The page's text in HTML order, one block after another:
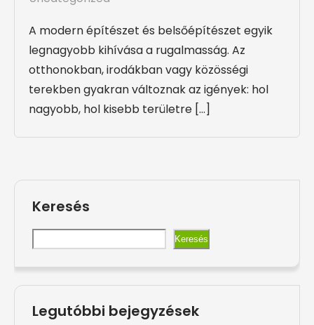
A modern építészet és belsőépítészet egyik
legnagyobb kihívása a rugalmasság. Az
otthonokban, irodákban vagy közösségi
terekben gyakran változnak az igények: hol
nagyobb, hol kisebb területre […]
Keresés
Keresés
Legutóbbi bejegyzések